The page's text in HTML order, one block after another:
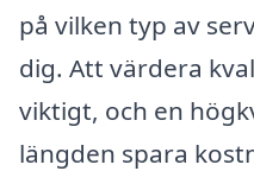
på vilken typ av
dig. Att värdera
viktigt, och en
längden spara